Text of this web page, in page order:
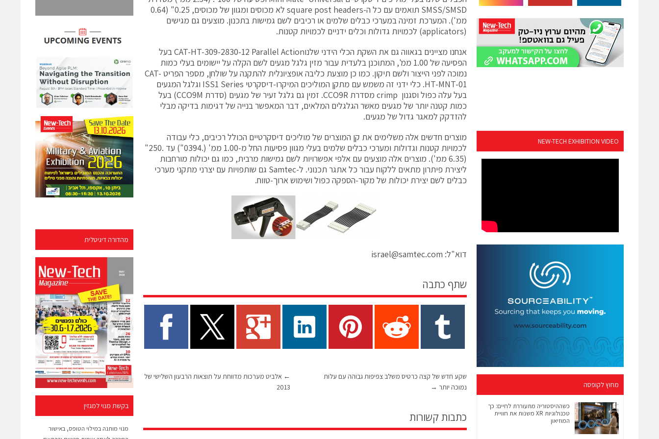
מהדורה דיגיטלית
בקשת מנוי למגזין
מנוי מותנה במילוי הטופס, באישור
SMSS/SMSD תואמים עם כל ה-square post headers לא מכוסים ומגוון של מכוסים, 0.25" (0.64
ממ'). המערכת זמינה במערכי כבלים שלמים או רכיבים לשם גמישות בתכנון. מוצעים גם מגישים
(applicators) לכמויות גדולות וכלים ידניים לכמויות קטנות.
אנחנו מציינים בגאווה גם את השקת הכלי הידני שלנוCAT-HT-309-2830-12 Parallel Action בעל
הפסיעה של 1.00 ממ', המתוכנן בלעדית עבור מזין גלגל מגעים לשם הקלה על יישומים בעלי כמות
נמוכה לפני הייצור ולשם תיקון. כמו כן מוצעת כליבה אופציונלית להתקנה על שולחן, מספר הפריט CAT-
HT-MNT-01. כלי ידני זה משמש עם מתקן המוליכים המיקרו-דיסקרטי ISS1 Series וגלגל המגעים
בעל עלה כפול וסגנון crimp מסדרת CCO9R. זמין גם גלגל זעיר של מגעים (סדרת CCO9M) בעל
כמות קטנה יותר של מגעים מאשר הגלגלים המלאים, דבר המאפשר בנייה של דגימות בדיקה מבלי
להזדקק למאגר גדול של מגעים.
מוצרים חדשים אלה משלימים את קן המוצרים של מוליכים דיסקרטיים הכולל רכיבים, כלי עבודה
לכמויות קטנות וגדולות ומערכי כבלים שלמים בעלי מגוון פסיעות החל מ-1.00 ממ' (.0394") עד .250"
(6.35 ממ'). מוצרים אלה מוצעים עם אלפי אפשרויות לשם גמישות מרבית, כמו גם יכולות מורחבות
ליצירת פיתרון מתאים ללקוח עבור כל אתגר תכנוני. ל-Samtec גם שותפויות עם יצרני מתקני מערכי
כבלים לשם יצירת יכולות של מקור-הספקה כפול ושימוש ארוך-טווח.
דוא"ל: israel@samtec.com
שתף כתבה
← אלביט מערכות מדווחת על תוצאות הרבעון השלישי של
2013
שקע חדש של קצה כרטיס משלב צפיפות גבוהה עם עלות
נמוכה יותר →
כתבות קשורות
NEW-TECH EXHIBITION VIDEO
מחוץ לקופסה
כשההיסטוריה מתעוררת לחיים: כך
טכנולוגיות XR משנות את חוויית
המוזיאון